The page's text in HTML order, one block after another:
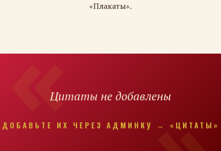
«Плакаты».
Цитаты не добавлены
ДОБАВЬТЕ ИХ ЧЕРЕЗ АДМИНКУ → «ЦИТАТЫ»